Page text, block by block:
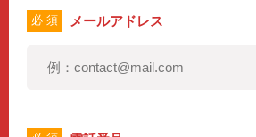
必 須 メールアドレス